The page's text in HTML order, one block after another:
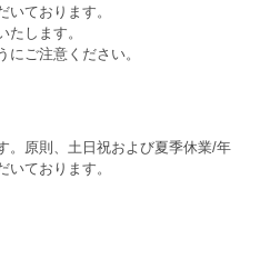
いております。
します。
ご注意ください。
。原則、土日祝および夏季休業/年
ております。